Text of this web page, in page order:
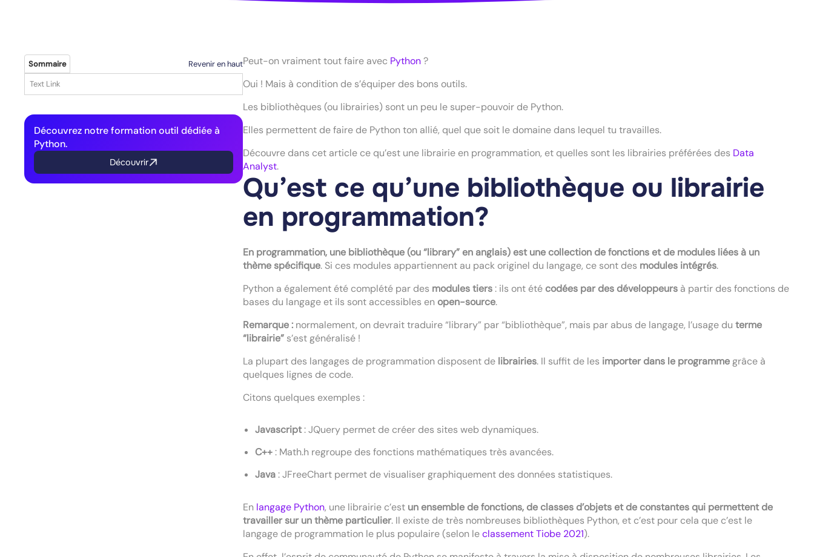
Sommaire
Revenir en haut
Text Link
Découvrez notre formation outil dédiée à
Python.
Découvrir
Peut-on vraiment tout faire avec Python?
Oui ! Mais à condition de s’équiper des bons outils.
Les bibliothèques (ou librairies) sont un peu le super-pouvoir de Python.
Elles permettent de faire de Python ton allié, quel que soit le domaine dans lequel tu travailles.
Découvre dans cet article ce qu’est une librairie en programmation, et quelles sont les librairies préférées des Data
Analyst.
Qu’est ce qu’une bibliothèque ou librairie
en programmation?
En programmation, une bibliothèque (ou “library” en anglais) est une collection de fonctions et de modules liées à un
thème spécifique. Si ces modules appartiennent au pack originel du langage, ce sont des modules intégrés.
Python a également été complété par des modules tiers: ils ont été codées par des développeurs à partir des fonctions de
bases du langage et ils sont accessibles en open-source.
Remarque : normalement, on devrait traduire “library” par “bibliothèque”, mais par abus de langage, l’usage duterme
“librairie” s’est généralisé !
La plupart des langages de programmation disposent de librairies. Il suffit de les importer dans le programmegrâce à
quelques lignes de code.
Citons quelques exemples :
Javascript: JQuery permet de créer des sites web dynamiques.
C++: Math.h regroupe des fonctions mathématiques très avancées.
Java: JFreeChart permet de visualiser graphiquement des données statistiques.
En langage Python, une librairie c’est un ensemble de fonctions, de classes d’objets et de constantes qui permettent de
travailler sur un thème particulier. Il existe de très nombreuses bibliothèques Python, et c’est pour cela que c’est le
langage de programmation le plus populaire (selon leclassement Tiobe 2021).